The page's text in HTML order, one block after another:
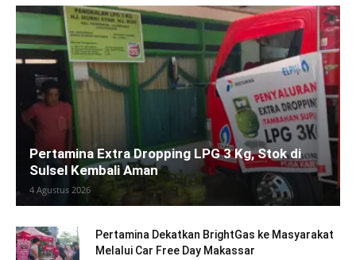
Pertamina Extra Dropping LPG 3 Kg, Stok di
Sulsel Kembali Aman
4 Agustus 2026
Pertamina Dekatkan BrightGas ke Masyarakat
Melalui Car Free Day Makassar